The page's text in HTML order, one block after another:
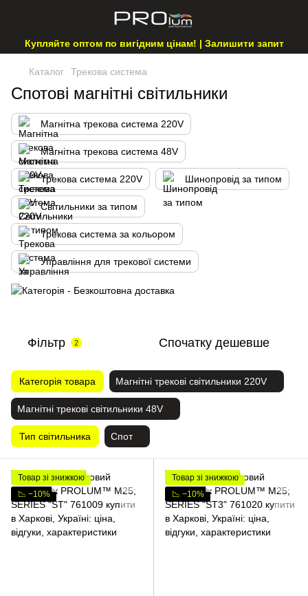
Купляйте оптом по вигідним цінам! | Залишити запит
Каталог Трекова система
Спотові магнітні світильники
Магнітна трекова система 220V
Магнітна трекова система 48V
Трекова система 220V Шинопровід за типом
Світильники за типом
Трекова система за кольором
Управління для трекової системи
Фільтр 2 Спочатку дешевше
Категорія товара Магнітні трекові світильники 220V
Магнітні трекові світильники 48V
Тип світильника Спот
Товар зі знижкою
📉 −10%
Товар зі знижкою
📉 −10%